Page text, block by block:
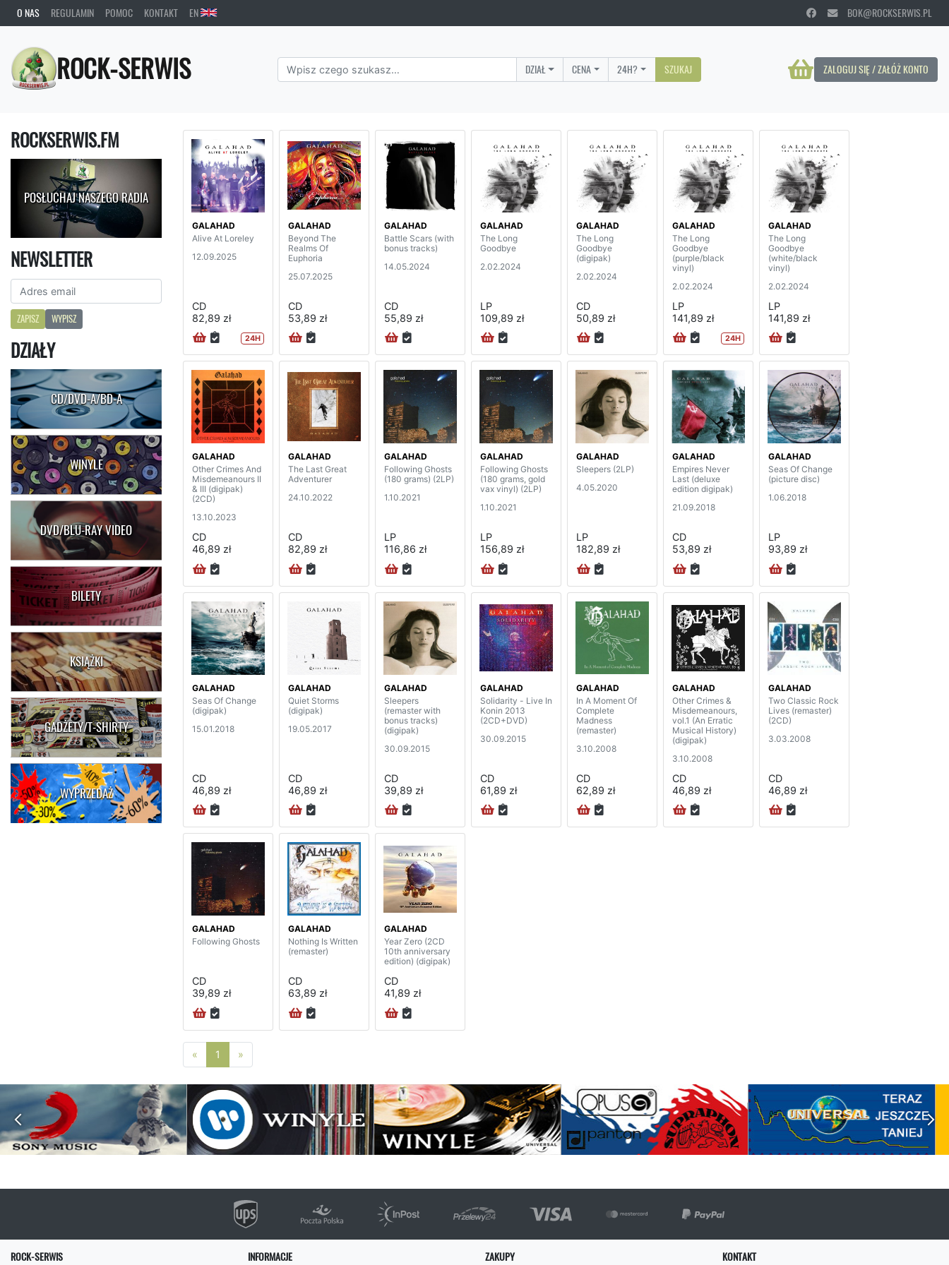
O NAS REGULAMIN POMOC KONTAKT EN BOK@ROCKSERWIS.PL
ROCK-SERWIS ZALOGUJ SIĘ / ZAŁÓŻ KONTO
DZIAŁ CENA 24H? SZUKAJ
ROCKSERWIS.FM
POSŁUCHAJ NASZEGO RADIA
NEWSLETTER
ZAPISZ WYPISZ
DZIAŁY
CD/DVD-A/BD-A
WINYLE
DVD/BLU-RAY VIDEO
BILETY
KSIĄŻKI
GADŻETY/T-SHIRTY
WYPRZEDAŻ
GALAHAD
Alive At Loreley
12.09.2025
CD
82,89 zł
24H
GALAHAD
Beyond The
Realms Of
Euphoria
25.07.2025
CD
53,89 zł
GALAHAD
Battle Scars (with
bonus tracks)
14.05.2024
CD
55,89 zł
GALAHAD
The Long
Goodbye
2.02.2024
LP
109,89 zł
GALAHAD
The Long
Goodbye
(digipak)
2.02.2024
CD
50,89 zł
GALAHAD
The Long
Goodbye
(purple/black
vinyl)
2.02.2024
LP
141,89 zł
24H
GALAHAD
The Long
Goodbye
(white/black
vinyl)
2.02.2024
LP
141,89 zł
GALAHAD
Other Crimes And
Misdemeanours II
& III (digipak)
(2CD)
13.10.2023
CD
46,89 zł
GALAHAD
The Last Great
Adventurer
24.10.2022
CD
82,89 zł
GALAHAD
Following Ghosts
(180 grams) (2LP)
1.10.2021
LP
116,86 zł
GALAHAD
Following Ghosts
(180 grams, gold
vax vinyl) (2LP)
1.10.2021
LP
156,89 zł
GALAHAD
Sleepers (2LP)
4.05.2020
LP
182,89 zł
GALAHAD
Empires Never
Last (deluxe
edition digipak)
21.09.2018
CD
53,89 zł
GALAHAD
Seas Of Change
(picture disc)
1.06.2018
LP
93,89 zł
GALAHAD
Seas Of Change
(digipak)
15.01.2018
CD
46,89 zł
GALAHAD
Quiet Storms
(digipak)
19.05.2017
CD
46,89 zł
GALAHAD
Sleepers
(remaster with
bonus tracks)
(digipak)
30.09.2015
CD
39,89 zł
GALAHAD
Solidarity - Live In
Konin 2013
(2CD+DVD)
30.09.2015
CD
61,89 zł
GALAHAD
In A Moment Of
Complete
Madness
(remaster)
3.10.2008
CD
62,89 zł
GALAHAD
Other Crimes &
Misdemeanours,
vol.1 (An Erratic
Musical History)
(digipak)
3.10.2008
CD
46,89 zł
GALAHAD
Two Classic Rock
Lives (remaster)
(2CD)
3.03.2008
CD
46,89 zł
GALAHAD
Following Ghosts
CD
39,89 zł
GALAHAD
Nothing Is Written
(remaster)
CD
63,89 zł
GALAHAD
Year Zero (2CD
10th anniversary
edition) (digipak)
CD
41,89 zł
« Poprzednia strona
1 »
ROCK-SERWIS INFORMACJE ZAKUPY KONTAKT